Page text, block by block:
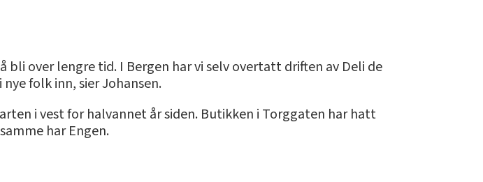
over lengre tid. I Bergen har vi selv overtatt driften av Deli de
folk inn, sier Johansen.
i vest for halvannet år siden. Butikken i Torggaten har hatt
har Engen.